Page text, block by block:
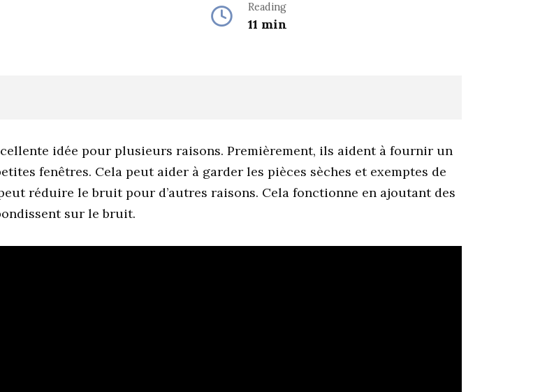
Reading
11 min
idée pour plusieurs raisons. Premièrement, ils aident à fournir un
fenêtres. Cela peut aider à garder les pièces sèches et exemptes de
réduire le bruit pour d’autres raisons. Cela fonctionne en ajoutant des
sur le bruit.